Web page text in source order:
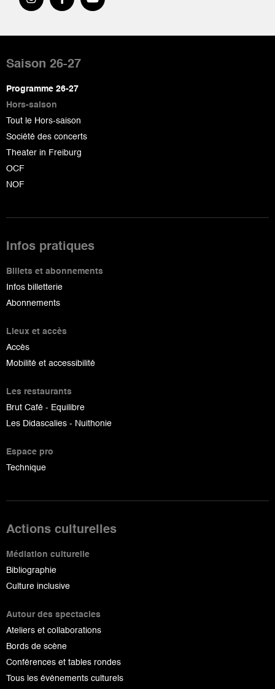
de
page
Saison 26-27
Programme 26-27
Hors-saison
Tout le Hors-saison
Société des concerts
Theater in Freiburg
OCF
NOF
Infos pratiques
Billets et abonnements
Infos billetterie
Abonnements
Lieux et accès
Accès
Mobilité et accessibilité
Les restaurants
Brut Café - Equilibre
Les Didascalies - Nuithonie
Espace pro
Technique
Actions culturelles
Médiation culturelle
Bibliographie
Culture inclusive
Autour des spectacles
Ateliers et collaborations
Bords de scène
Conférences et tables rondes
Tous les événements culturels